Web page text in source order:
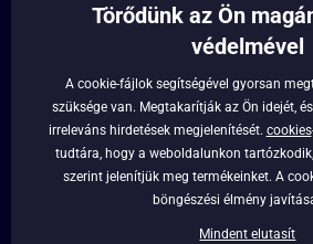
KAPCSOLAT
info@legyferfi.hu
FONTOS INFORMÁCIÓK
RÓLUNK
Törődünk az Ön
védelmével
A cookie-fájlok segítségével gyorsan
szüksége van. Megtakarítják az Ön idejét,
irreleváns hirdetések megjelenítését. cookies
tudtára, hogy a weboldalunkon
szerint jelenítjük meg termékeinket. A
böngészési élmény
Mindent elutasít